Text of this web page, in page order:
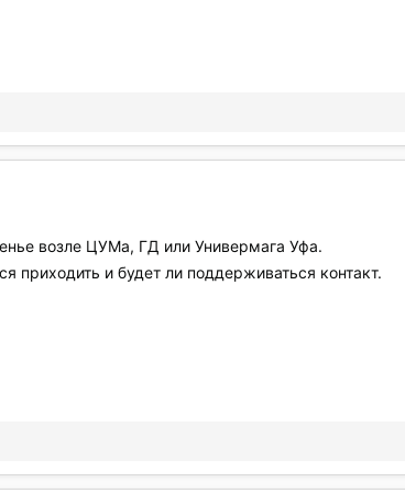
возле ЦУМа, ГД или Универмага Уфа.
приходить и будет ли поддерживаться контакт.